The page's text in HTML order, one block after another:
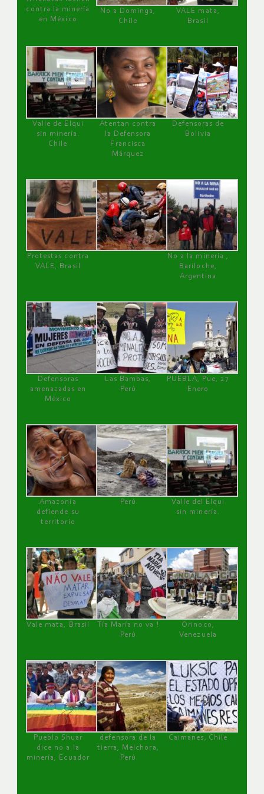
contra la minería
en México
No a Dominga,
Chile
VALE mata,
Brasil
Valle de Elqui
sin minería.
Chile
Atentan contra
la Defensora
Francisca
Márquez
Defensoras de
Bolivia
Protestas contra
VALE, Brasil
No a la minería ,
Bariloche,
Argentina
Defensoras
amenazadas en
México
Las Bambas,
Perú
PUEBLA, Pue, 27
Enero
Amazonía
defiende su
territorio
Perú
Valle del Elqui
sin minería.
Vale mata, Brasil
Tía María no va !
Perú
Orinoco,
Venezuela
Pueblo Shuar
dice no a la
minería, Ecuador
defensora de la
tierra, Melchora,
Perú
Caimanes, Chile